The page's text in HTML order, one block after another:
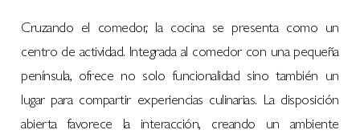
Cruzando el comedor, la cocina se presenta como un
centro de actividad. Integrada al comedor con una pequeña
península, ofrece no solo funcionalidad sino también un
lugar para compartir experiencias culinarias. La disposición
abierta favorece la interacción, creando un ambiente